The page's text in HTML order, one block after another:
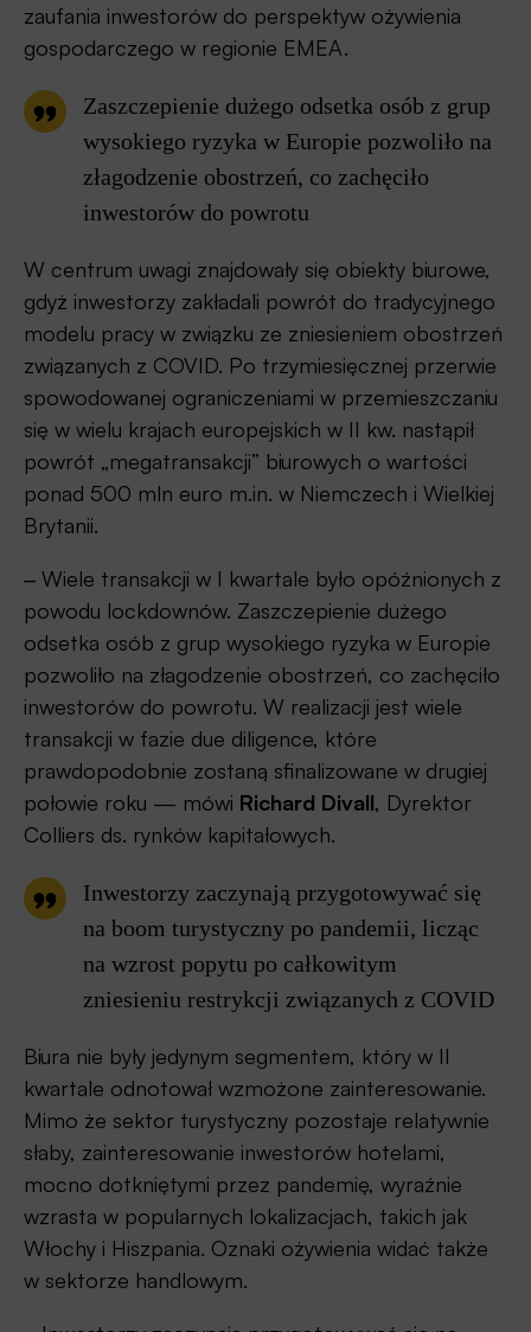
zaufania inwestorów do perspektyw ożywienia
gospodarczego w regionie EMEA.
Zaszczepienie dużego odsetka osób z grup
wysokiego ryzyka w Europie pozwoliło na
złagodzenie obostrzeń, co zachęciło
inwestorów do powrotu
W centrum uwagi znajdowały się obiekty biurowe,
gdyż inwestorzy zakładali powrót do tradycyjnego
modelu pracy w związku ze zniesieniem obostrzeń
związanych z COVID. Po trzymiesięcznej przerwie
spowodowanej ograniczeniami w przemieszczaniu
się w wielu krajach europejskich w II kw. nastąpił
powrót „megatransakcji” biurowych o wartości
ponad 500 mln euro m.in. w Niemczech i Wielkiej
Brytanii.
‒ Wiele transakcji w I kwartale było opóźnionych z
powodu lockdownów. Zaszczepienie dużego
odsetka osób z grup wysokiego ryzyka w Europie
pozwoliło na złagodzenie obostrzeń, co zachęciło
inwestorów do powrotu. W realizacji jest wiele
transakcji w fazie due diligence, które
prawdopodobnie zostaną sfinalizowane w drugiej
połowie roku — mówi Richard Divall, Dyrektor
Colliers ds. rynków kapitałowych.
Inwestorzy zaczynają przygotowywać się
na boom turystyczny po pandemii, licząc
na wzrost popytu po całkowitym
zniesieniu restrykcji związanych z COVID
Biura nie były jedynym segmentem, który w II
kwartale odnotował wzmożone zainteresowanie.
Mimo że sektor turystyczny pozostaje relatywnie
słaby, zainteresowanie inwestorów hotelami,
mocno dotkniętymi przez pandemię, wyraźnie
wzrasta w popularnych lokalizacjach, takich jak
Włochy i Hiszpania. Oznaki ożywienia widać także
w sektorze handlowym.